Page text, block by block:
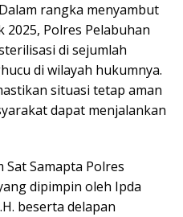
Dalam rangka menyambut
Polres Pelabuhan
di sejumlah
di wilayah hukumnya.
situasi tetap aman
dapat menjalankan
Samapta Polres
dipimpin oleh Ipda
beserta delapan